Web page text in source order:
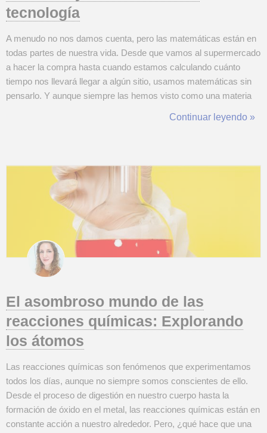
tecnología
A menudo no nos damos cuenta, pero las matemáticas están en
todas partes de nuestra vida. Desde que vamos al supermercado
a hacer la compra hasta cuando estamos calculando cuánto
tiempo nos llevará llegar a algún sitio, usamos matemáticas sin
pensarlo. Y aunque siempre las hemos visto como una materia
ayudan a hacer las cosas de manera más fácil y efectiva. Las
Continuar leyendo »
El asombroso mundo de las
reacciones químicas: Explorando
los átomos
Las reacciones químicas son fenómenos que experimentamos
todos los días, aunque no siempre somos conscientes de ello.
Desde el proceso de digestión en nuestro cuerpo hasta la
formación de óxido en el metal, las reacciones químicas están en
constante acción a nuestro alrededor. Pero, ¿qué hace que una